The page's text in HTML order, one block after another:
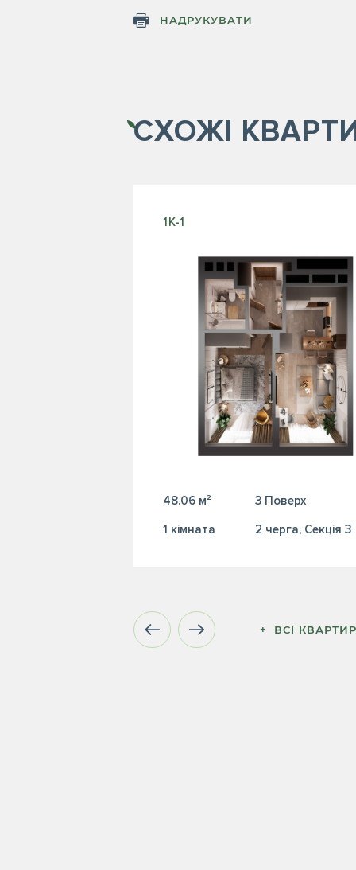
НАДРУКУВАТИ
СХОЖІ
1К-1
48.06 м² 3 Поверх
1 кiмната 2 черга, Секція 3
+  ВСІ